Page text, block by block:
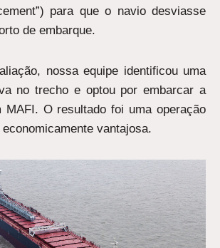
para que o navio desviasse
de embarque.
nossa equipe identificou uma
no trecho e optou por embarcar a
MAFI. O resultado foi uma operação
vantajosa.